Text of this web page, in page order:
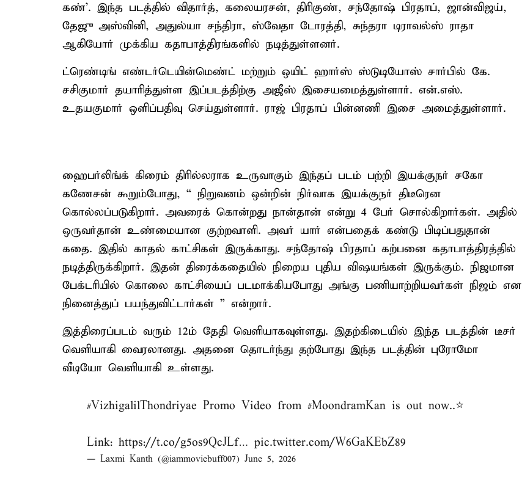
கண்’. இந்த படத்தில் விதார்த், கலையரசன், திரிகுண், சந்தோஷ் பிரதாப், ஜான்விஜய்,
தேஜு அஸ்வினி, அதுல்யா சந்திரா, ஸ்வேதா டோரத்தி, சுந்தரா டிராவல்ஸ் ராதா
ஆகியோர் முக்கிய கதாபாத்திரங்களில் நடித்துள்ளனர்.
ட்ரெண்டிங் எண்டர்டெயின்மெண்ட் மற்றும் ஒயிட் ஹார்ஸ் ஸ்டுடியோஸ் சார்பில் கே.
சசிகுமார் தயாரித்துள்ள இப்படத்திற்கு அஜீஸ் இசையமைத்துள்ளார். என்.எஸ்.
உதயகுமார் ஒளிப்பதிவு செய்துள்ளார். ராஜ் பிரதாப் பின்னணி இசை அமைத்துள்ளார்.
ஹைபர்லிங்க் கிரைம் திரில்லராக உருவாகும் இந்தப் படம் பற்றி இயக்குநர் சகோ
கணேசன் கூறும்போது, “ நிறுவனம் ஒன்றின் நிர்வாக இயக்குநர் திடீரென
கொல்லப்படுகிறார். அவரைக் கொன்றது நான்தான் என்று 4 பேர் சொல்கிறார்கள். அதில்
ஒருவர்தான் உண்மையான குற்றவாளி. அவர் யார் என்பதைக் கண்டு பிடிப்பதுதான்
கதை. இதில் காதல் காட்சிகள் இருக்காது. சந்தோஷ் பிரதாப் கற்பனை கதாபாத்திரத்தில்
நடித்திருக்கிறார். இதன் திரைக்கதையில் நிறைய புதிய விஷயங்கள் இருக்கும். நிஜமான
பேக்டரியில் கொலை காட்சியைப் படமாக்கியபோது அங்கு பணியாற்றியவர்கள் நிஜம் என
நினைத்துப் பயந்துவிட்டார்கள் ” என்றார்.
இத்திரைப்படம் வரும் 12ம் தேதி வெளியாகவுள்ளது. இதற்கிடையில் இந்த படத்தின் டீசர்
வெளியாகி வைரலானது. அதனை தொடர்ந்து தற்போது இந்த படத்தின் புரோமோ
வீடியோ வெளியாகி உள்ளது.
#VizhigalilThondriyae Promo Video from #MoondramKan is out now..⭐
Link: https://t.co/g5os9QcJLf… pic.twitter.com/W6GaKEbZ89
— Laxmi Kanth (@iammoviebuff007) June 5, 2026